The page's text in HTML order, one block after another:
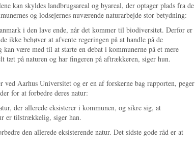
kan skyldes landbrugsareal og byareal, der optager plads fra de
og lodsejernes nuværende naturarbejde stor betydning:
i den lave ende, når det kommer til biodiversitet. Derfor er
ikke behøver at afvente regeringen på at handle på de
være med til at starte en debat i kommunerne på et mere
tæt på naturen og har fingeren på aftrækkeren, siger hun.
Aarhus Universitet og er en af forskerne bag rapporten, peger
for at forbedre deres natur:
der allerede eksisterer i kommunen, og sikre sig, at
er tilstrækkelig, siger han.
den allerede eksisterende natur. Det sidste gode råd er at